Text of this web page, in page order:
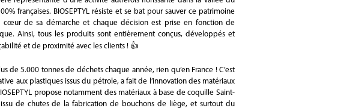
françaises. BIOSEPTYL résiste et se bat pour sauver ce patrimoine
cœur de sa démarche et chaque décision est prise en fonction de
Ainsi, tous les produits sont entièrement conçus, développés et
et de proximité avec les clients ! 👍
de 5.000 tonnes de déchets chaque année, rien qu’en France ! C’est
aux plastiques issus du pétrole, a fait de l’innovation des matériaux
propose notamment des matériaux à base de coquille Saint-
de chutes de la fabrication de bouchons de liège, et surtout du